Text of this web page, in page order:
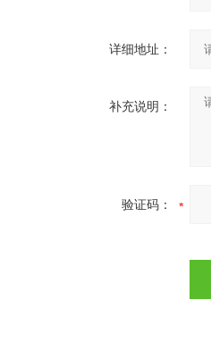
详细地址：
补充说明：
验证码：